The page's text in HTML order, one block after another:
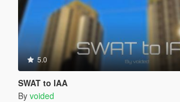
5.0
SWAT to IAA
By voided